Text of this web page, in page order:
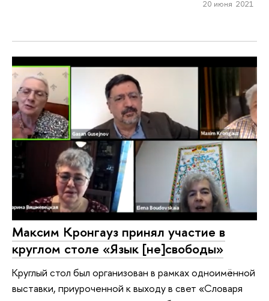
20 июня 2021
Максим Кронгауз принял участие в
круглом столе «Язык [не]свободы»
Круглый стол был организован в рамках одноимённой
выставки, приуроченной к выходу в свет «Словаря